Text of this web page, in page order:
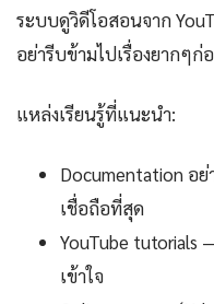
ระบบดูวิดีโอสอนจาก
อย่ารีบข้ามไปเรื่องยากๆ
แหล่งเรียนรู้ที่แนะนำ:
Documentation อ
เชื่อถือที่สุด
YouTube tutorials
เข้าใจ